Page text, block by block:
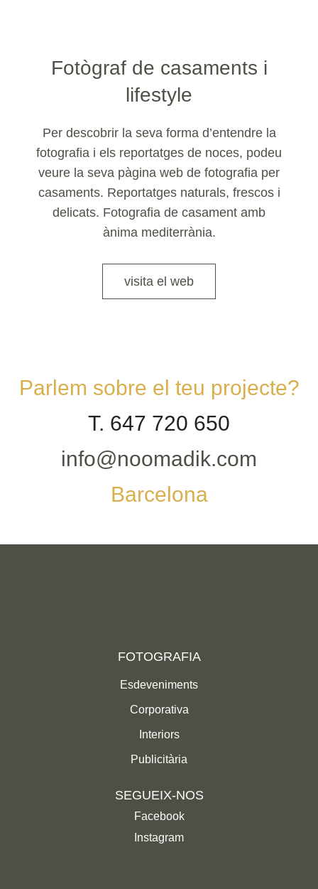
Fotògraf de casaments i
lifestyle
Per descobrir la seva forma d’entendre la
fotografia i els reportatges de noces, podeu
veure la seva pàgina web de fotografia per
casaments. Reportatges naturals, frescos i
delicats. Fotografia de casament amb
ànima mediterrània.
visita el web
Parlem sobre el teu projecte?
T. 647 720 650
info@noomadik.com
Barcelona
FOTOGRAFIA
Esdeveniments
Corporativa
Interiors
Publicitària
SEGUEIX-NOS
Facebook
Instagram